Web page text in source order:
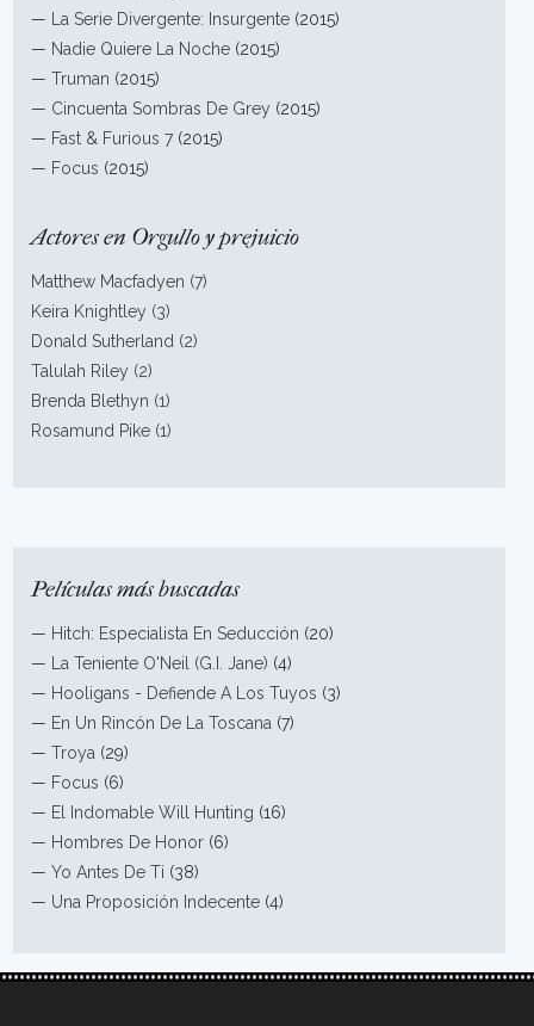
—
La Serie Divergente: Insurgente (2015)
— Nadie Quiere La Noche (2015)
—Truman (2015)
— Cincuenta Sombras De Grey (2015)
— Fast & Furious 7 (2015)
— Focus (2015)
Actores en Orgullo y prejuicio
Matthew Macfadyen (7)
Keira Knightley (3)
Donald Sutherland (2)
Talulah Riley (2)
Brenda Blethyn (1)
Rosamund Pike (1)
Películas más buscadas
— Hitch: Especialista En Seducción (20)
—
La Teniente O'Neil (G.I. Jane) (4)
— Hooligans - Defiende A Los Tuyos (3)
— En Un Rincón De La Toscana (7)
—Troya (29)
— Focus (6)
— El Indomable Will Hunting (16)
— Hombres De Honor (6)
—Yo Antes De Ti (38)
— Una Proposición Indecente (4)